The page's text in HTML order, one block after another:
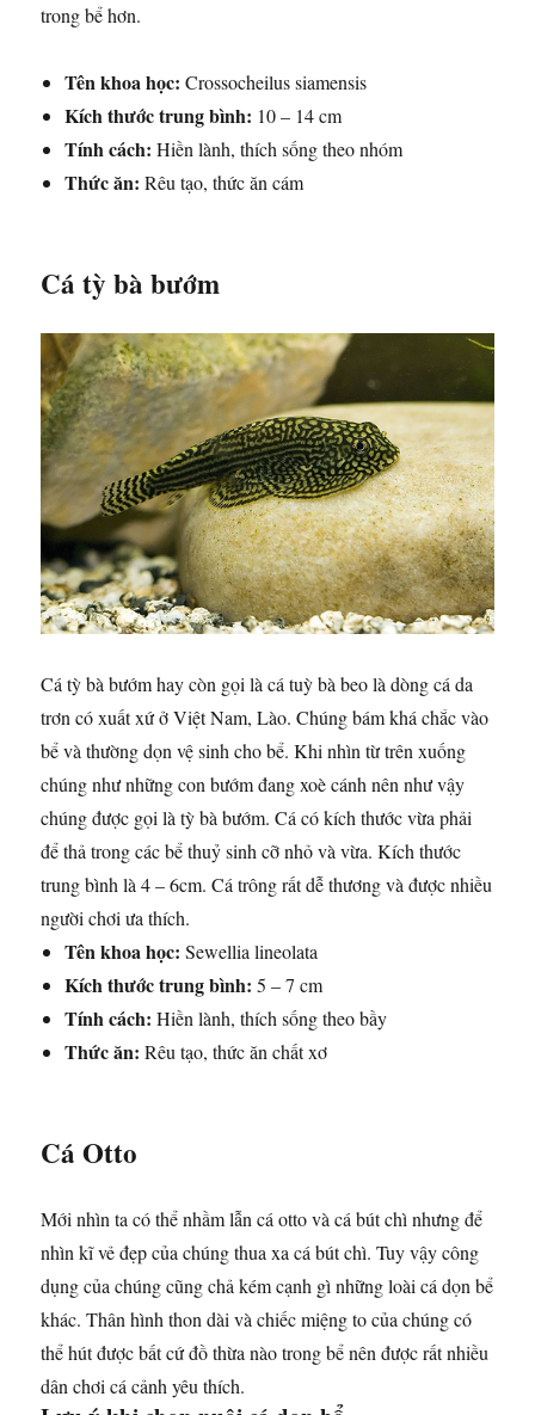
trong bể hơn.
Tên khoa học: Crossocheilus siamensis
Kích thước trung bình: 10 – 14 cm
Tính cách: Hiền lành, thích sống theo nhóm
Thức ăn: Rêu tạo, thức ăn cám
Cá tỳ bà bướm
Cá tỳ bà bướm hay còn gọi là cá tuỳ bà beo là dòng cá da
trơn có xuất xứ ở Việt Nam, Lào. Chúng bám khá chắc vào
bể và thường dọn vệ sinh cho bể. Khi nhìn từ trên xuống
chúng như những con bướm đang xoè cánh nên như vậy
chúng được gọi là tỳ bà bướm. Cá có kích thước vừa phải
để thả trong các bể thuỷ sinh cỡ nhỏ và vừa. Kích thước
trung bình là 4 – 6cm. Cá trông rất dễ thương và được nhiều
người chơi ưa thích.
Tên khoa học: Sewellia lineolata
Kích thước trung bình: 5 – 7 cm
Tính cách: Hiền lành, thích sống theo bầy
Thức ăn: Rêu tạo, thức ăn chất xơ
Cá Otto
Mới nhìn ta có thể nhầm lẫn cá otto và cá bút chì nhưng để
nhìn kĩ vẻ đẹp của chúng thua xa cá bút chì. Tuy vậy công
dụng của chúng cũng chả kém cạnh gì những loài cá dọn bể
khác. Thân hình thon dài và chiếc miệng to của chúng có
thể hút được bất cứ đồ thừa nào trong bể nên được rất nhiều
dân chơi cá cảnh yêu thích.